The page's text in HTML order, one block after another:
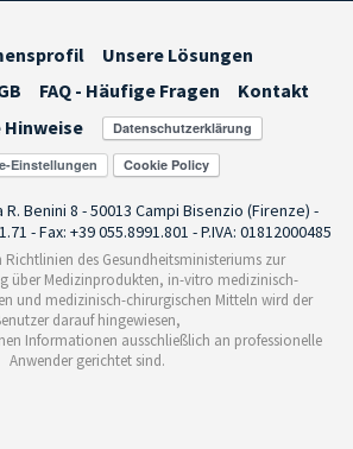
Unsere Lösungen
FAQ - Häufige Fragen
Kontakt
Einstellungen
R. Benini 8 - 50013 Campi Bisenzio (Firenze) -
- Fax: +39 055.8991.801 - P.IVA: 01812000485
Richtlinien des Gesundheitsministeriums zur
über Medizinprodukten, in-vitro medizinisch-
und medizinisch-chirurgischen Mitteln wird der
darauf hingewiesen,
Informationen ausschließlich an professionelle
Anwender gerichtet sind.